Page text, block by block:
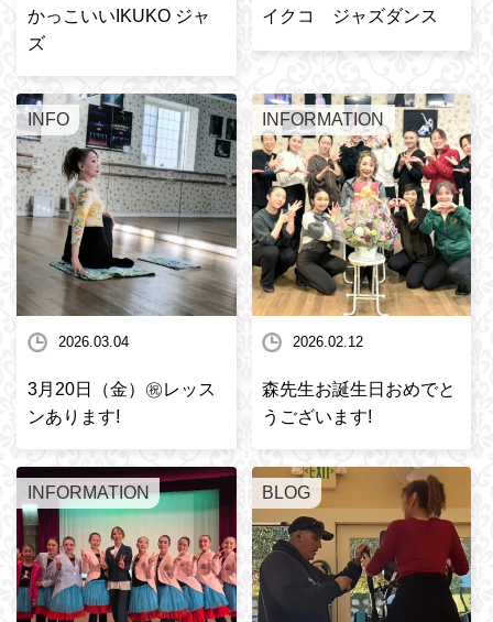
かっこいいIKUKO ジャ
ズ
イクコ ジャズダンス
INFO
2026.03.04
3月20日（金）㊗️レッス
ンあります!
INFORMATION
2026.02.12
森先生お誕生日おめでと
うございます!
INFORMATION BLOG